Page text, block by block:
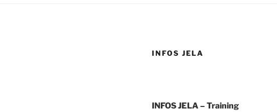
INFOS JELA
INFOS JELA – Training